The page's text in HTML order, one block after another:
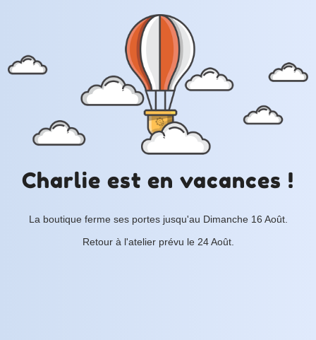
Charlie est en vacances !
La boutique ferme ses portes jusqu'au Dimanche 16 Août.
Retour à l'atelier prévu le 24 Août.